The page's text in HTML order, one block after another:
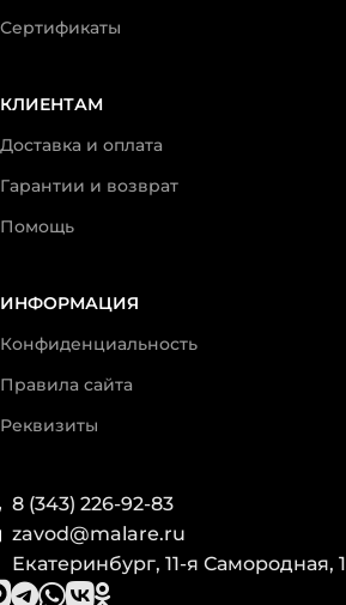
Сертификаты
КЛИЕНТАМ
Доставка и оплата
Гарантии и возврат
Помощь
ИНФОРМАЦИЯ
Конфиденциальность
Правила сайта
Реквизиты
8 (343) 226-92-83
zavod@malare.ru
Екатеринбург, 11-я Самородная, 1